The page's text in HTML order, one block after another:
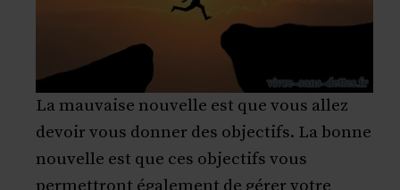
La mauvaise nouvelle est que vous allez
devoir vous donner des objectifs. La bonne
nouvelle est que ces objectifs vous
permettront également de gérer votre